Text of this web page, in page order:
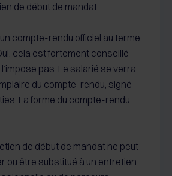
de début de mandat.
compte-rendu officiel au terme
cela est fortement conseillé
pas. Le salarié se verra
du compte-rendu, signé
La forme du compte-rendu
de début de mandat ne peut
ou être substitué à un entretien